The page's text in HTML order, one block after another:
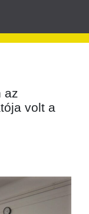
az
volt a